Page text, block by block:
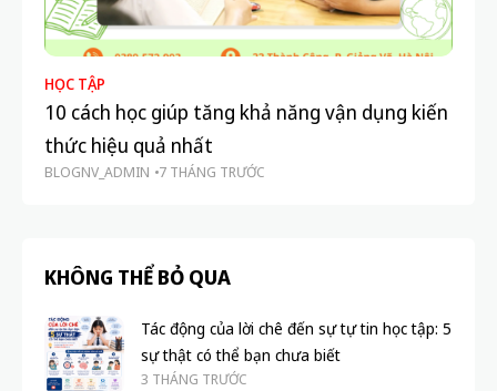
HỌC TẬP
10 cách học giúp tăng khả năng vận dụng kiến
thức hiệu quả nhất
BLOGNV_ADMIN 7 THÁNG TRƯỚC
KHÔNG THỂ BỎ QUA
Tác động của lời chê đến sự tự tin học tập: 5
sự thật có thể bạn chưa biết
3 THÁNG TRƯỚC